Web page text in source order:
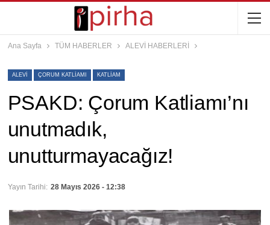
Ana Sayfa TÜM HABERLER ALEVİ HABERLERİ
ALEVI ÇORUM KATLIAMI KATLIAM
PSAKD: Çorum Katliamı’nı
unutmadık,
unutturmayacağız!
Yayın Tarihi: 28 Mayıs 2026 - 12:38